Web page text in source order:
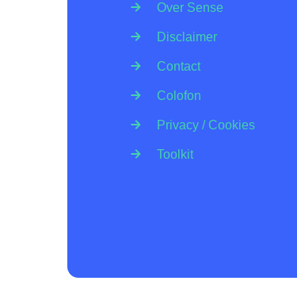
Over Sense
Disclaimer
Contact
Colofon
Privacy / Cookies
Toolkit